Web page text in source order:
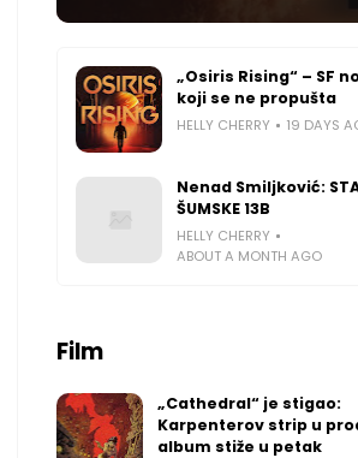
„Osiris Rising“ – SF
koji se ne propušta
HELLY CHERRY 19 DAYS
Nenad Smiljković:
ŠUMSKE 13B
HELLY CHERRY
ABOUT A MONTH AGO
Film
„Cathedral“ je stigao:
Karpenterov strip u
album stiže u petak